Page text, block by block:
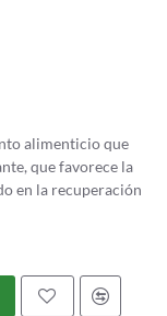
alimenticio que
que favorece la
en la recuperación